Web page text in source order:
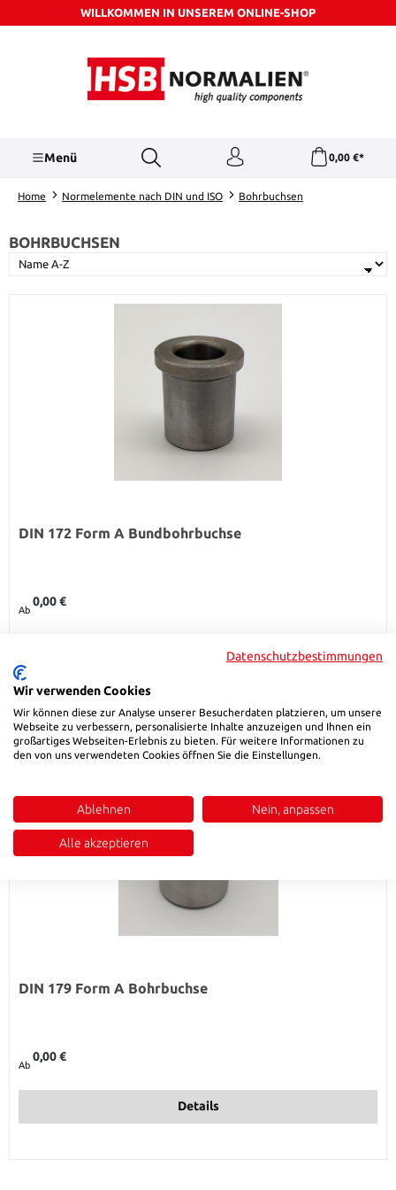
Zum Hauptinhalt springenWILLKOMMEN IN UNSEREM ONLINE-SHOP
Menü 0,00 €*
Home Normelemente nach DIN und ISO Bohrbuchsen
BOHRBUCHSEN
DIN 172 Form A Bundbohrbuchse
Ab
0,00 €
DIN 179 Form A Bohrbuchse
Ab
0,00 €
Details
Datenschutzbestimmungen
Wir verwenden Cookies
Wir können diese zur Analyse unserer Besucherdaten platzieren, um unsere
Webseite zu verbessern, personalisierte Inhalte anzuzeigen und Ihnen ein
großartiges Webseiten-Erlebnis zu bieten. Für weitere Informationen zu
den von uns verwendeten Cookies öffnen Sie die Einstellungen.
Ablehnen Nein, anpassen
Alle akzeptieren